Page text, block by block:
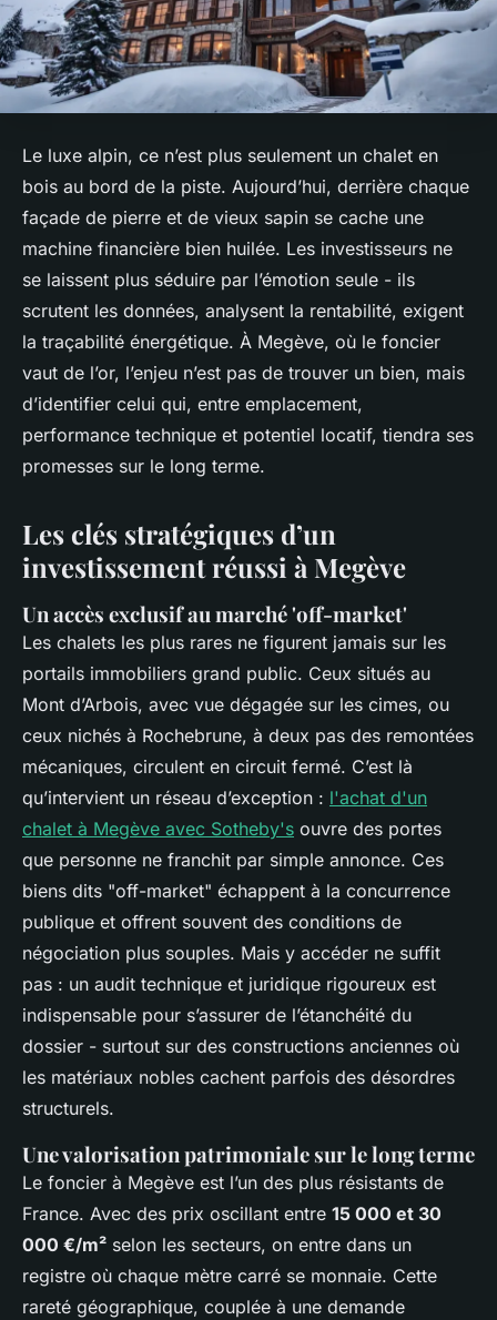
Le luxe alpin, ce n’est plus seulement un chalet en
bois au bord de la piste. Aujourd’hui, derrière chaque
façade de pierre et de vieux sapin se cache une
machine financière bien huilée. Les investisseurs ne
se laissent plus séduire par l’émotion seule - ils
scrutent les données, analysent la rentabilité, exigent
la traçabilité énergétique. À Megève, où le foncier
vaut de l’or, l’enjeu n’est pas de trouver un bien, mais
d’identifier celui qui, entre emplacement,
performance technique et potentiel locatif, tiendra ses
promesses sur le long terme.
Les clés stratégiques d’un
investissement réussi à Megève
Un accès exclusif au marché 'off-market'
Les chalets les plus rares ne figurent jamais sur les
portails immobiliers grand public. Ceux situés au
Mont d’Arbois, avec vue dégagée sur les cimes, ou
ceux nichés à Rochebrune, à deux pas des remontées
mécaniques, circulent en circuit fermé. C’est là
qu’intervient un réseau d’exception : l'achat d'un
chalet à Megève avec Sotheby's ouvre des portes
que personne ne franchit par simple annonce. Ces
biens dits "off-market" échappent à la concurrence
publique et offrent souvent des conditions de
négociation plus souples. Mais y accéder ne suffit
pas : un audit technique et juridique rigoureux est
indispensable pour s’assurer de l’étanchéité du
dossier - surtout sur des constructions anciennes où
les matériaux nobles cachent parfois des désordres
structurels.
Une valorisation patrimoniale sur le long terme
Le foncier à Megève est l’un des plus résistants de
France. Avec des prix oscillant entre 15 000 et 30
000 €/m² selon les secteurs, on entre dans un
registre où chaque mètre carré se monnaie. Cette
rareté géographique, couplée à une demande